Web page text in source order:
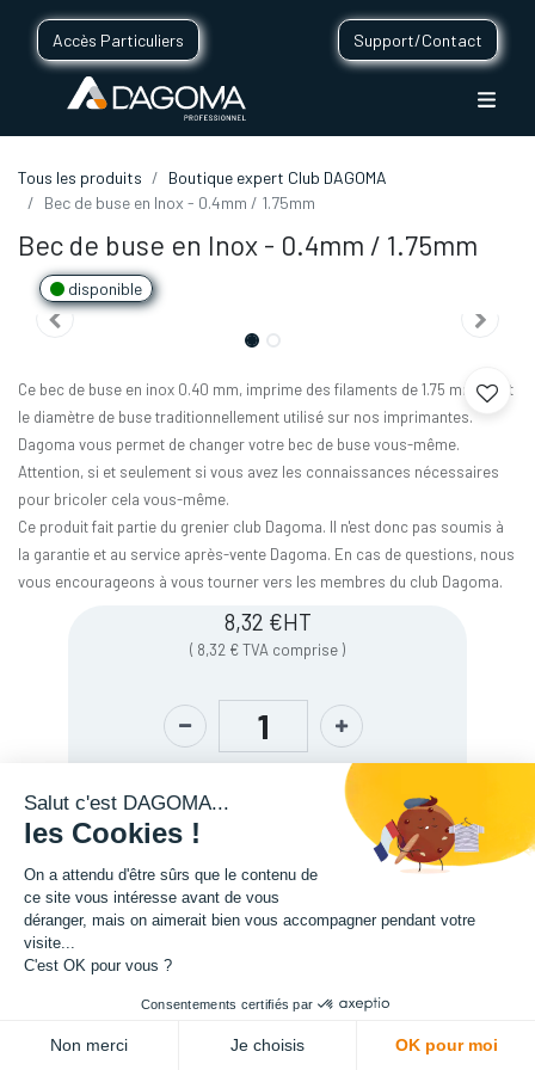
Accès Particuliers Support/Contact
Tous les produits
Boutique expert Club DAGOMA
Bec de buse en Inox - 0.4mm / 1.75mm
Bec de buse en Inox - 0.4mm / 1.75mm
disponible
Ce bec de buse en inox 0.40 mm, imprime des filaments de 1.75 mm. C'est
le diamètre de buse traditionnellement utilisé sur nos imprimantes.
Dagoma vous permet de changer votre bec de buse vous-même.
Attention, si et seulement si vous avez les connaissances nécessaires
pour bricoler cela vous-même.
Ce produit fait partie du grenier club Dagoma. Il n'est donc pas soumis à
la garantie et au service après-vente Dagoma. En cas de questions, nous
vous encourageons à vous tourner vers les membres du club Dagoma.
8,32 €HT
( 8,32 €TVA comprise )
Description
Salut c'est DAGOMA...
les Cookies !
On a attendu d'être sûrs que le contenu de
ce site vous intéresse avant de vous
déranger, mais on aimerait bien vous accompagner pendant votre
visite...
C'est OK pour vous ?
Consentements certifiés par
Non merci Je choisis OK pour moi